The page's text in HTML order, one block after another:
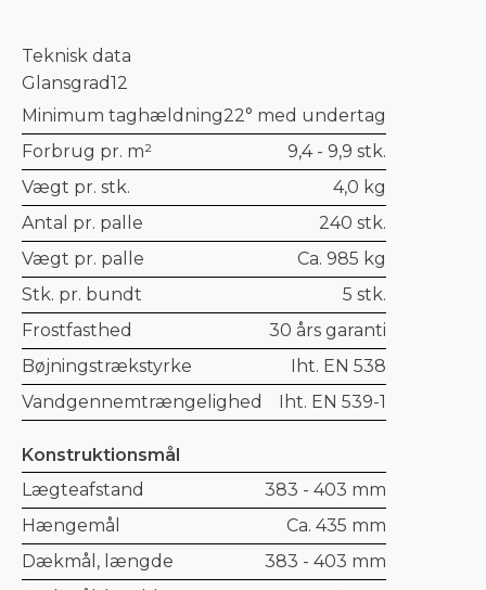
Teknisk data
Glansgrad12
Minimum taghældning22° med undertag
Forbrug pr. m²
9,4 - 9,9 stk.
Vægt pr. stk.
4,0 kg
Antal pr. palle
240 stk.
Vægt pr. palle
Ca. 985 kg
Stk. pr. bundt
5 stk.
Frostfasthed
30 års garanti
Bøjningstrækstyrke
Iht. EN 538
Vandgennemtrængelighed
Iht. EN 539-1
Konstruktionsmål
Lægteafstand
383 - 403 mm
Hængemål
Ca. 435 mm
Dækmål, længde
383 - 403 mm